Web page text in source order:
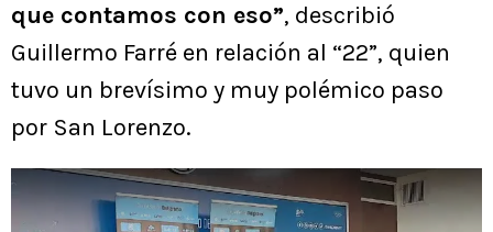
que contamos con eso”, describió
Guillermo Farré en relación al “22”, quien
tuvo un brevísimo y muy polémico paso
por San Lorenzo.